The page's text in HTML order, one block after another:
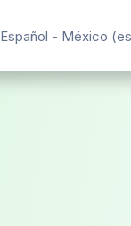
Español - México